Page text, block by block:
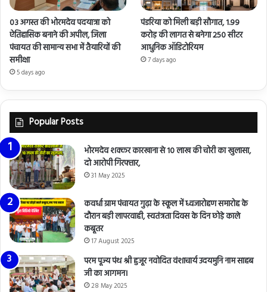
03 अगस्त की भोरमदेव पदयात्रा को
ऐतिहासिक बनाने की अपील, जिला
पंचायत की सामान्य सभा में तैयारियों की
समीक्षा
5 days ago
पंडरिया को मिली बड़ी सौगात, 1.99
करोड़ की लागत से बनेगा 250 सीटर
आधुनिक ऑडिटोरियम
7 days ago
Popular Posts
भोरमदेव शक्कर कारखाना से 10 लाख की चोरी का खुलासा,
दो आरोपी गिरफ्तार,
31 May 2025
कवर्धा ग्राम पंचायत गुढ़ा के स्कूल में ध्वजारोहण समारोह के
दौरान बड़ी लापरवाही, स्वतंत्रता दिवस के दिन छोड़े काले
कबूतर
17 August 2025
परम पूज्य पंथ श्री हुजूर नवोदित वंशाचार्य उदयमुनि नाम साहब
जी का आगमन।
28 May 2025